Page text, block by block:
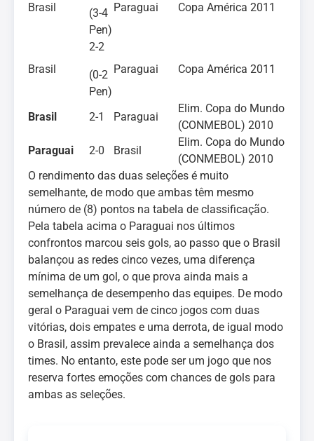
Brasil
(3-4
Pen)
Paraguai Copa América 2011
Brasil
2-2
(0-2
Pen)
Paraguai Copa América 2011
Brasil 2-1 Paraguai
Elim. Copa do Mundo
(CONMEBOL) 2010
Paraguai
2-0 Brasil
Elim. Copa do Mundo
(CONMEBOL) 2010
O rendimento das duas seleções é muito
semelhante, de modo que ambas têm mesmo
número de (8) pontos na tabela de classificação.
Pela tabela acima o Paraguai nos últimos
confrontos marcou seis gols, ao passo que o Brasil
balançou as redes cinco vezes, uma diferença
mínima de um gol, o que prova ainda mais a
semelhança de desempenho das equipes. De modo
geral o Paraguai vem de cinco jogos com duas
vitórias, dois empates e uma derrota, de igual modo
o Brasil, assim prevalece ainda a semelhança dos
times. No entanto, este pode ser um jogo que nos
reserva fortes emoções com chances de gols para
ambas as seleções.